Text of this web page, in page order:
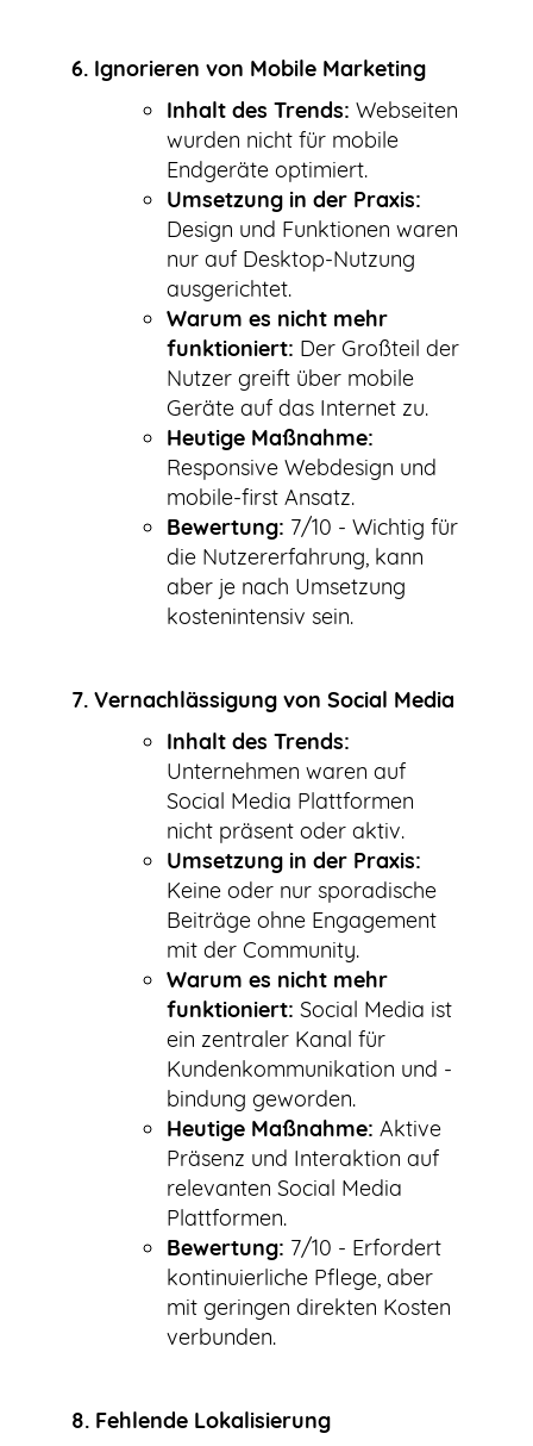
6. Ignorieren von Mobile Marketing
Inhalt des Trends: Webseiten
wurden nicht für mobile
Endgeräte optimiert.
Umsetzung in der Praxis:
Design und Funktionen waren
nur auf Desktop-Nutzung
ausgerichtet.
Warum es nicht mehr
funktioniert: Der Großteil der
Nutzer greift über mobile
Geräte auf das Internet zu.
Heutige Maßnahme:
Responsive Webdesign und
mobile-first Ansatz.
Bewertung: 7/10 - Wichtig für
die Nutzererfahrung, kann
aber je nach Umsetzung
kostenintensiv sein.
7. Vernachlässigung von Social Media
Inhalt des Trends:
Unternehmen waren auf
Social Media Plattformen
nicht präsent oder aktiv.
Umsetzung in der Praxis:
Keine oder nur sporadische
Beiträge ohne Engagement
mit der Community.
Warum es nicht mehr
funktioniert: Social Media ist
ein zentraler Kanal für
Kundenkommunikation und -
bindung geworden.
Heutige Maßnahme: Aktive
Präsenz und Interaktion auf
relevanten Social Media
Plattformen.
Bewertung: 7/10 - Erfordert
kontinuierliche Pflege, aber
mit geringen direkten Kosten
verbunden.
8. Fehlende Lokalisierung